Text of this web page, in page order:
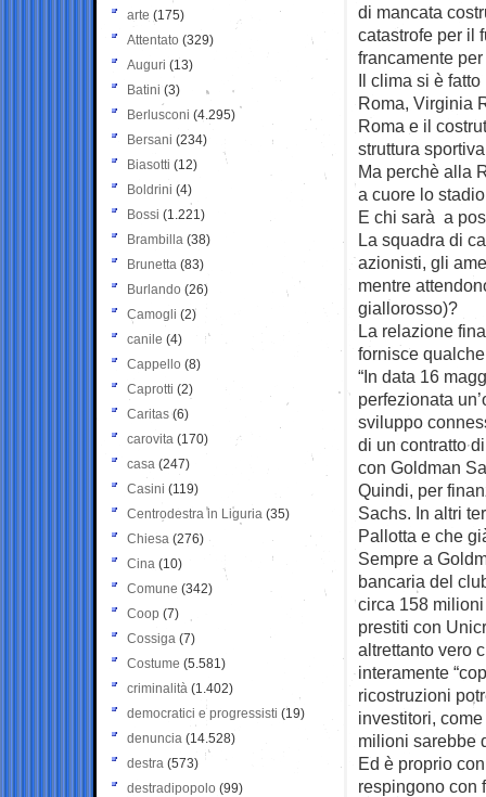
di mancata
catastrofe per il
francamente
Il clima si è
Roma, Virginia
Roma e il
struttura
Ma perchè alla
a cuore lo
E chi sarà a
La squadra di
azionisti, gli
mentre
giallorosso)?
La relazione
fornisce
“In data 16
perfezionata
sviluppo
di un contratto
con Goldman
Quindi, per
Sachs. In altri
Pallotta e che
Sempre a
bancaria del
circa 158
prestiti con
altrettanto vero
interamente
ricostruzioni
investitori,
milioni sarebbe
Ed è proprio
respingono con
arte (175)
Attentato (329)
Auguri (13)
Batini (3)
Berlusconi (4.295)
Bersani (234)
Biasotti (12)
Boldrini (4)
Bossi (1.221)
Brambilla (38)
Brunetta (83)
Burlando (26)
Camogli (2)
canile (4)
Cappello (8)
Caprotti (2)
Caritas (6)
carovita (170)
casa (247)
Casini (119)
Centrodestra in Liguria (35)
Chiesa (276)
Cina (10)
Comune (342)
Coop (7)
Cossiga (7)
Costume (5.581)
criminalità (1.402)
democratici e progressisti (19)
denuncia (14.528)
destra (573)
destradipopolo (99)